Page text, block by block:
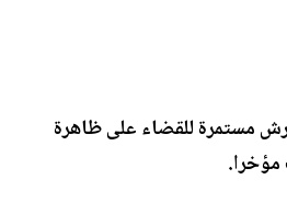
مستمرة للقضاء على ظاهرة
مؤخرا.